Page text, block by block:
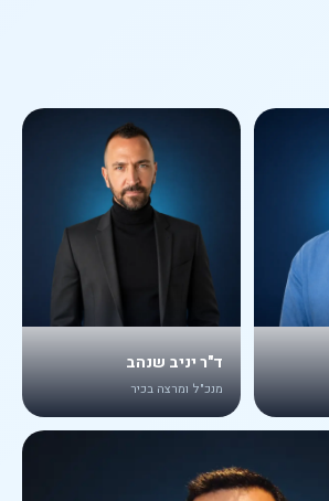
ד"ר יניב שנהב
מנכ"ל ומרצה בכיר